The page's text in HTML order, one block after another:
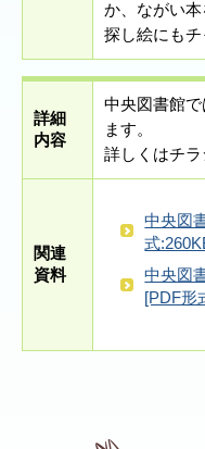
か、ながい本
探し絵にもチ
詳細
内容
中央図書館
ます。
詳しくはチラ
関連
資料
中央図
式
中央図
[PDF形